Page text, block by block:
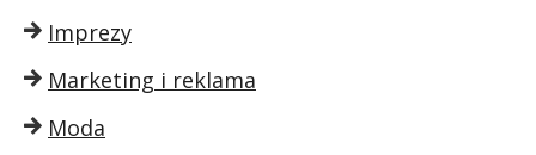
Imprezy
Marketing i reklama
Moda